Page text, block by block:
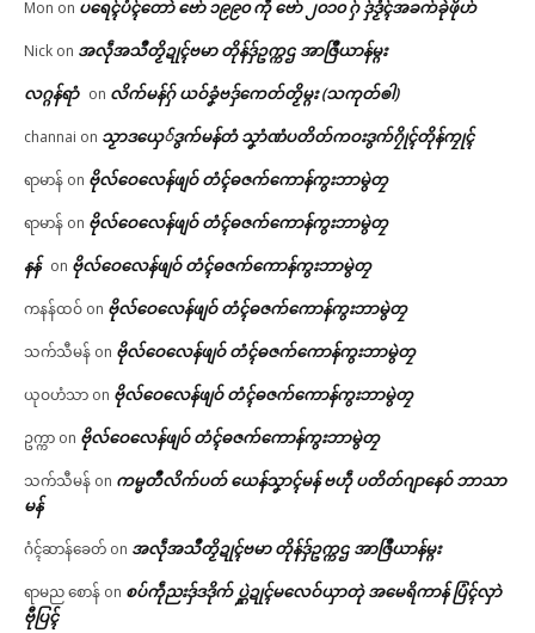
Mon on ပရေၚ်ပံၚ်တောဲ ဗော် ၁၉၉၀ ကဵု ဗော် ၂၀၁၀ ဂှ် ဒှ်ဒၟံၚ်အခက်ခုဲဖိုဟ်
Nick on အလဵုအသဳတၟိဍုၚ်ဗမာ တိုန်ဒှ်ဥက္ကဌ အာဇြဳယာန်မ္ဂး
လဂ္ဂန်ရာံ on လိက်မန်ဂှ် ယဝ်ခၞံဗဒှ်ကေတ်တၟိမ္ဂး (သကုတ်ၜါ)
channai on သၟာဒယှေ်ဒွက်မန်တံ သၞာံဏံပတိတ်ကဝးဒွက်ဂၠိုၚ်တိုန်ကၠုၚ်
ရာမာန် on ဗိုလ်ဝေလေန်ဖျဝ် တံၚ်ဓဇက်ကောန်ကွးဘာမွဲတၠ
ရာမာန် on ဗိုလ်ဝေလေန်ဖျဝ် တံၚ်ဓဇက်ကောန်ကွးဘာမွဲတၠ
နန် on ဗိုလ်ဝေလေန်ဖျဝ် တံၚ်ဓဇက်ကောန်ကွးဘာမွဲတၠ
ကနန်ထဝ် on ဗိုလ်ဝေလေန်ဖျဝ် တံၚ်ဓဇက်ကောန်ကွးဘာမွဲတၠ
သက်သီမန် on ဗိုလ်ဝေလေန်ဖျဝ် တံၚ်ဓဇက်ကောန်ကွးဘာမွဲတၠ
ယုဝဟံသာ on ဗိုလ်ဝေလေန်ဖျဝ် တံၚ်ဓဇက်ကောန်ကွးဘာမွဲတၠ
ဥက္ကာ on ဗိုလ်ဝေလေန်ဖျဝ် တံၚ်ဓဇက်ကောန်ကွးဘာမွဲတၠ
သက်သီမန် on ကမ္မတဳလိက်ပတ် ယေန်သၞာၚ်မန် ဗဟဵု ပတိတ်ဂျာနေဝ် ဘာသာ
မန်
ဂံၚ်ဆာန်ခေတ် on အလဵုအသဳတၟိဍုၚ်ဗမာ တိုန်ဒှ်ဥက္ကဌ အာဇြဳယာန်မ္ဂး
ရာမည စောန် on စပ်ကဵုညးဒှ်ဒဒိုက် ပ္ဋဲဍုၚ်မလေဝ်ယှာတုဲ အမေရိကာန် ပြံၚ်လှာဲ
ဗီုပြၚ်